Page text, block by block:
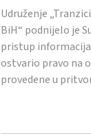
Udruženje
BiH“ podnijelo je
pristup
ostvario pravo na
provedene u